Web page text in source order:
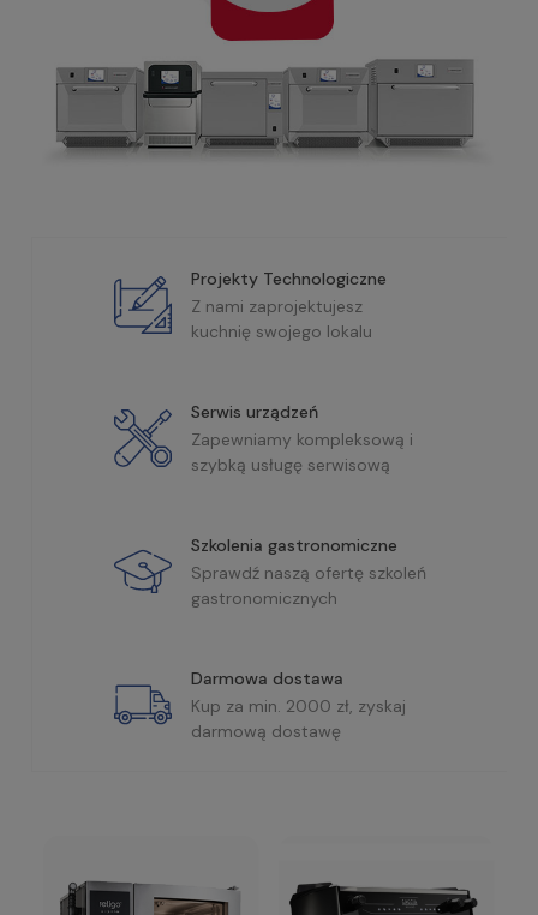
Projekty Technologiczne
Z nami zaprojektujesz
kuchnię swojego lokalu
Serwis urządzeń
Zapewniamy kompleksową i
szybką usługę serwisową
Szkolenia gastronomiczne
Sprawdź naszą ofertę szkoleń
gastronomicznych
Darmowa dostawa
Kup za min. 2000 zł, zyskaj
darmową dostawę